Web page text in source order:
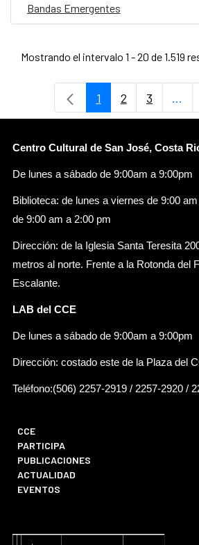
Bandas Emergentes
Mostrando el intervalo 1 - 20 de 1.519
Página
1 Página
2 Página
3 ...
Centro Cultural de San José, Costa
De lunes a sábado de 9:00am a 9:00pm
Biblioteca: de lunes a viernes de 9:00
de 9:00 am a 2:00 pm
Dirección: de la Iglesia Santa Teresita
metros al norte. Frente a la Rotonda del
Escalante.
LAB del CCE
De lunes a sábado de 9:00am a 9:00pm
Dirección: costado este de la Plaza del
Teléfono:(506) 2257-2919 / 2257-2920 /
CCE
PARTICIPA
PUBLICACIONES
ACTUALIDAD
EVENTOS